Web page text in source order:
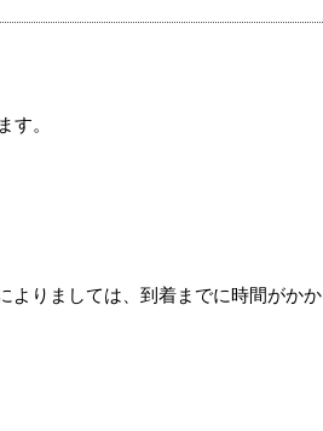
す。
よりましては、到着までに時間がかか